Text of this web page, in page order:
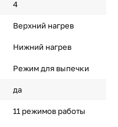
4
Верхний нагрев
Нижний нагрев
Режим для выпечки
да
11 режимов работы